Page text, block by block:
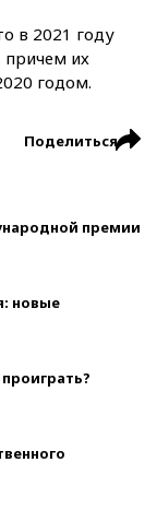
в 2021 году
причем их
годом.
Поделиться
премии
новые